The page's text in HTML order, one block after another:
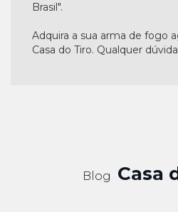
Brasil".
Adquira a sua arma de fogo
Casa do Tiro. Qualquer
Blog Casa